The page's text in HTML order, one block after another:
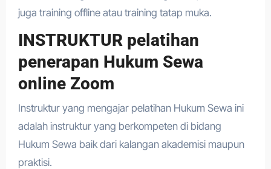
juga training offline atau training tatap muka.
INSTRUKTUR pelatihan
penerapan Hukum Sewa
online Zoom
Instruktur yang mengajar pelatihan Hukum Sewa ini
adalah instruktur yang berkompeten di bidang
Hukum Sewa baik dari kalangan akademisi maupun
praktisi.